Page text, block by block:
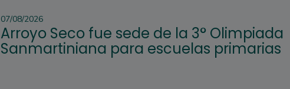
07/08/2026
Arroyo Seco fue sede de la 3° Olimpiada
Sanmartiniana para escuelas primarias